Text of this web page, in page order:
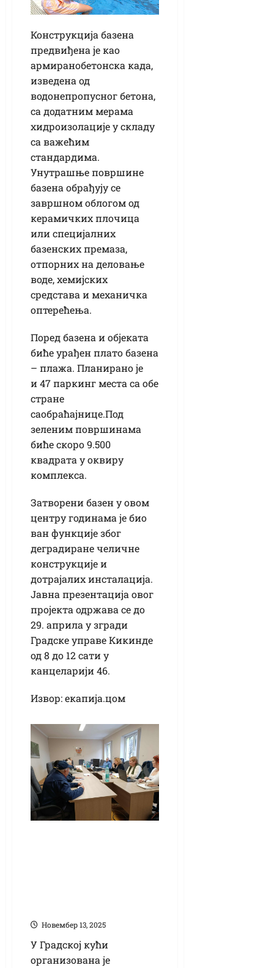
Конструкција базена
предвиђена је као
армиранобетонска када,
изведена од
водонепропусног бетона,
са додатним мерама
хидроизолације у складу
са важећим
стандардима.
Унутрашње површине
базена обрађују се
завршном облогом од
керамичких плочица
или специјалних
базенских премаза,
отпорних на деловање
воде, хемијских
средстава и механичка
оптерећења.
Поред базена и објеката
биће урађен плато базена
– плажа. Планирано је
и 47 паркинг места са обе
стране
саобраћајнице.Под
зеленим површинама
биће скоро 9.500
квадрата у оквиру
комплекса.
Затворени базен у овом
центру годинама је био
ван функције због
деградиране челичне
конструкције и
дотрајалих инсталација.
Јавна презентација овог
пројекта одржава се до
29. априла у згради
Градске управе Кикинде
од 8 до 12 сати у
канцеларији 46.
Извор: екапија.цом
Новембер 13, 2025
У Градској кући
организована је